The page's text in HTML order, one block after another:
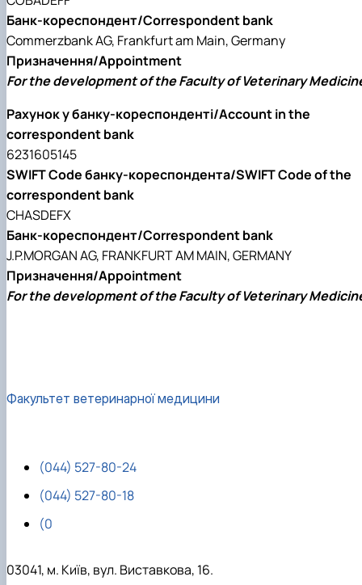
Банк-кореспондент/Correspondent bank
Commerzbank AG, Frankfurt am Main, Germany
Призначення/Appointment
For the development of the Faculty of Veterinary
Рахунок у банку-кореспонденті/Account in the
correspondent bank
6231605145
SWIFT Code банку-кореспондента/SWIFT Code of the
correspondent bank
CHASDEFX
Банк-кореспондент/Correspondent bank
J.P.MORGAN AG, FRANKFURT AM MAIN, GERMANY
Призначення/Appointment
For the development of the Faculty of Veterinary
Факультет ветеринарної медицини
03041, м. Київ, вул. Виставкова, 16.
(044) 527-80-24
(044) 527-80-18
(0